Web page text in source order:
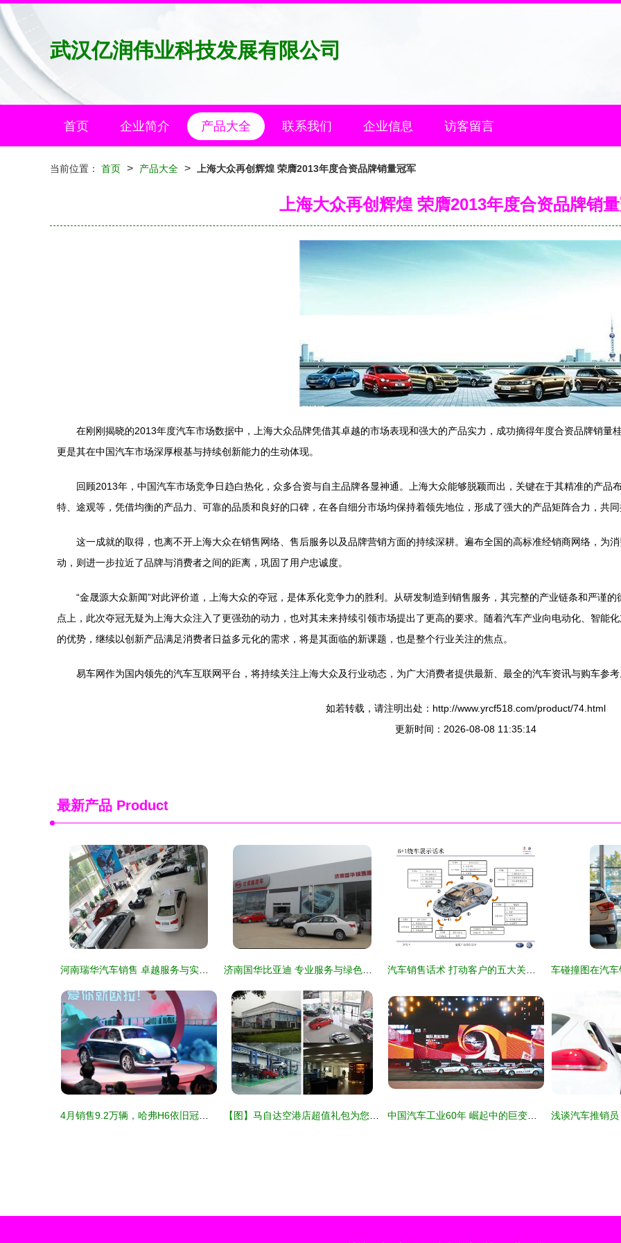
武汉亿润伟业科技发展有限公司
首页 企业简介 产品大全 联系我们 企业信息 访客留言
当前位置： 首页 > 产品大全 > 上海大众再创辉煌 荣膺2013年度合资品牌销量冠军
上海大众再创辉煌 荣膺2013年度合资品牌销
在刚刚揭晓的2013年度汽车市场数据中，上海大众品牌凭借其卓越的市场表现和强大的产品实力，成功摘得年度合资品牌销量
更是其在中国汽车市场深厚根基与持续创新能力的生动体现。
回顾2013年，中国汽车市场竞争日趋白热化，众多合资与自主品牌各显神通。上海大众能够脱颖而出，关键在于其精准的产品
特、途观等，凭借均衡的产品力、可靠的品质和良好的口碑，在各自细分市场均保持着领先地位，形成了强大的产品矩阵合力，共
这一成就的取得，也离不开上海大众在销售网络、售后服务以及品牌营销方面的持续深耕。遍布全国的高标准经销商网络，为
动，则进一步拉近了品牌与消费者之间的距离，巩固了用户忠诚度。
“金晟源大众新闻”对此评价道，上海大众的夺冠，是体系化竞争力的胜利。从研发制造到销售服务，其完整的产业链条和严谨
点上，此次夺冠无疑为上海大众注入了更强劲的动力，也对其未来持续引领市场提出了更高的要求。随着汽车产业向电动化、智能
的优势，继续以创新产品满足消费者日益多元化的需求，将是其面临的新课题，也是整个行业关注的焦点。
易车网作为国内领先的汽车互联网平台，将持续关注上海大众及行业动态，为广大消费者提供最新、最全的汽车资讯与购车参
如若转载，请注明出处：http://www.yrcf518.com/product/74.html
更新时间：2026-08-08 11:35:14
最新产品 Product